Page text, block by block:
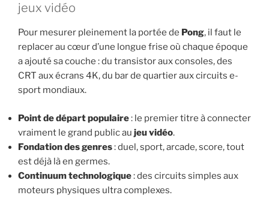
jeux vidéo
Pour mesurer pleinement la portée de Pong, il faut le
replacer au cœur d’une longue frise où chaque époque
a ajouté sa couche : du transistor aux consoles, des
CRT aux écrans 4K, du bar de quartier aux circuits e-
sport mondiaux.
Point de départ populaire: le premier titre à connecter
vraiment le grand public au jeu vidéo.
Fondation des genres: duel, sport, arcade, score, tout
est déjà là en germes.
Continuum technologique: des circuits simples aux
moteurs physiques ultra complexes.